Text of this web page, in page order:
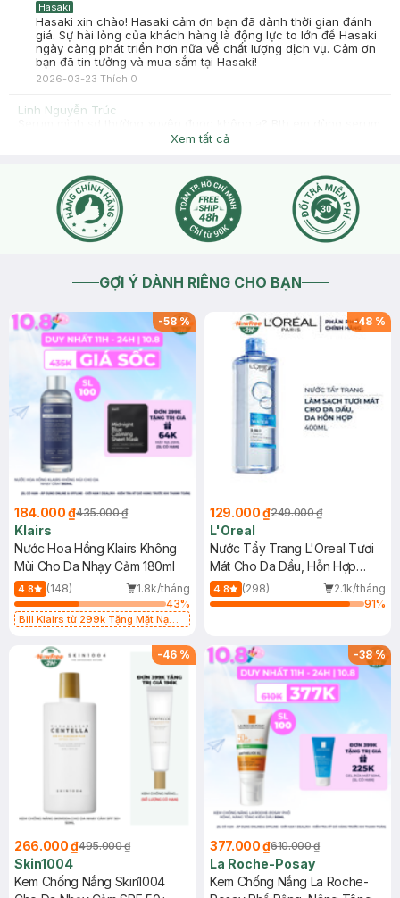
Hasaki
Hasaki xin chào! Hasaki cảm ơn bạn đã dành thời gian đánh
giá. Sự hài lòng của khách hàng là động lực to lớn để Hasaki
ngày càng phát triển hơn nữa về chất lượng dịch vụ. Cảm ơn
bạn đã tin tưởng và mua sắm tại Hasaki!
2026-03-23 Thích 0
Linh Nguyễn Trúc
Dạ Hasaki xin chào , để tiện hỗ trợ hơn cho bạn , bạn nhấn
nút phần "chat với chúng tôi" cho bên mình xin hình ảnh da
của bạn để tiện tư vấn nhé.
2024-10-06Thích
Xem tất cả
GỢI Ý DÀNH RIÊNG CHO BẠN
-58%
184.000 ₫435.000 ₫
Klairs
Nước Hoa Hồng Klairs Không
Mùi Cho Da Nhạy Cảm 180ml
4.8 (148)
1.8k/tháng
43%
Bill Klairs từ 299k Tặng Mặt Nạ
25ml (SL Có Hạn)
-48 %
129.000 ₫249.000 ₫
L'Oreal
Nước Tẩy Trang L'Oreal Tươi
Mát Cho Da Dầu, Hỗn Hợp
400ml
4.8 (298)
2.1k/tháng
91%
-46 %
266.000 ₫495.000 ₫
Skin1004
Kem Chống Nắng Skin1004
-38%
377.000 ₫610.000 ₫
La Roche-Posay
Kem Chống Nắng La Roche-